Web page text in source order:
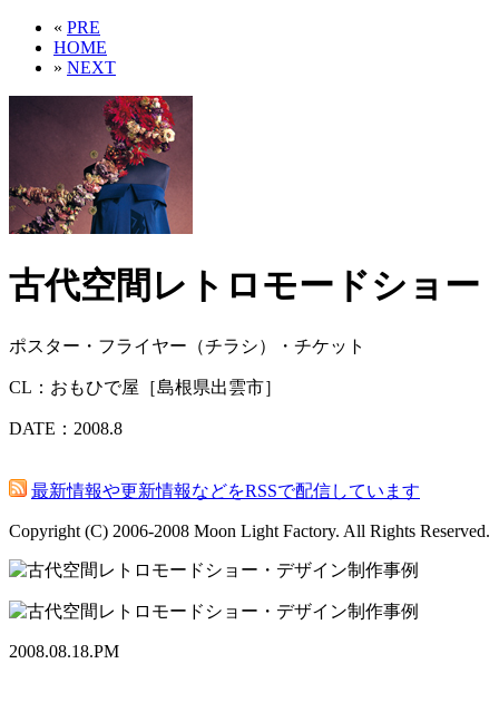
« PRE
HOME
» NEXT
古代空間レトロモードショー
ポスター・フライヤー（チラシ）・チケット
CL：おもひで屋［島根県出雲市］
DATE：2008.8
最新情報や更新情報などをRSSで配信しています
Copyright (C) 2006-2008 Moon Light Factory. All Rights Reserved.
2008.08.18.PM